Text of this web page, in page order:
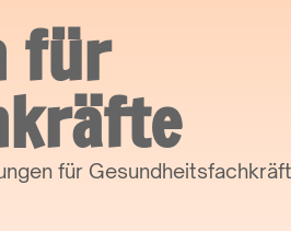
für
für